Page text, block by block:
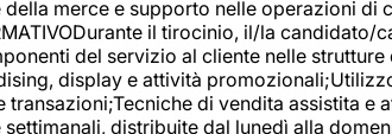
merce e supporto nelle operazioni
il tirocinio, il/la
del servizio al cliente nelle
display e attività
di vendita assistita e
distribuite dal lunedì alla